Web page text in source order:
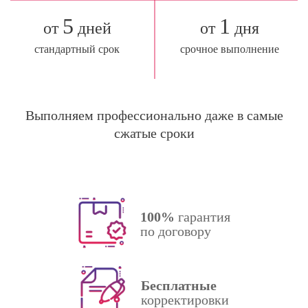
от 5 дней
стандартный срок
от 1 дня
срочное выполнение
Выполняем профессионально даже в самые
сжатые сроки
100% гарантия
по договору
Бесплатные
корректировки